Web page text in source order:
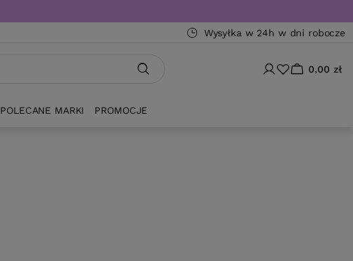
Wysyłka w 24h w dni robocze
0,00 zł
POLECANE MARKI PROMOCJE